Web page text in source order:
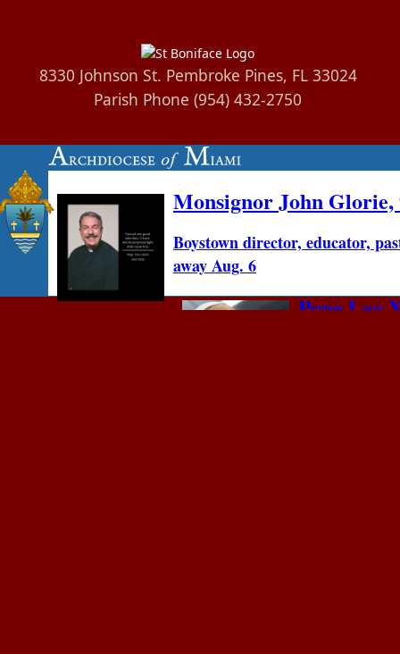
8330 Johnson St. Pembroke Pines, FL 33024
Parish Phone (954) 432-2750